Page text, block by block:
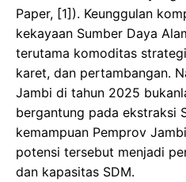
Paper, [1]). Keunggulan
kekayaan Sumber Daya
terutama komoditas
karet, dan pertambangan.
Jambi di tahun 2025
bergantung pada ekstraksi
kemampuan Pemprov
potensi tersebut menjadi
dan kapasitas SDM.